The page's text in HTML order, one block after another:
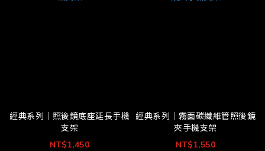
經典系列｜照後鏡底座延長手機
支架
NT$1,450
經典系列｜霧面碳纖維管照後鏡
夾手機支架
NT$1,550